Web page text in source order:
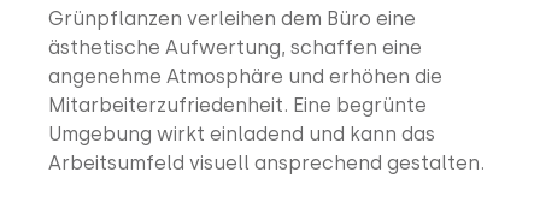
Grünpflanzen verleihen dem Büro eine
ästhetische Aufwertung, schaffen eine
angenehme Atmosphäre und erhöhen die
Mitarbeiterzufriedenheit. Eine begrünte
Umgebung wirkt einladend und kann das
Arbeitsumfeld visuell ansprechend gestalten.